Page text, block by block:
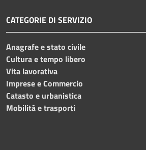
CATEGORIE DI SERVIZIO
Anagrafe e stato civile
Cultura e tempo libero
Vita lavorativa
Imprese e Commercio
Catasto e urbanistica
Mobilità e trasporti